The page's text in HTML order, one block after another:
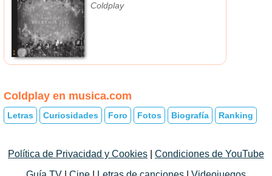
Coldplay
Coldplay en musica.com
Letras Curiosidades Foro Fotos Biografía Ranking
Política de Privacidad y Cookies
Condiciones de YouTube